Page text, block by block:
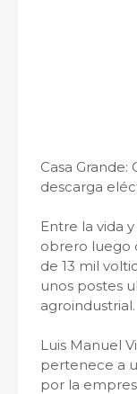
Casa
descarga
Entre la vida
obrero luego
de 13 mil
unos postes
agroindustrial.
Luis Manuel
pertenece a
por la